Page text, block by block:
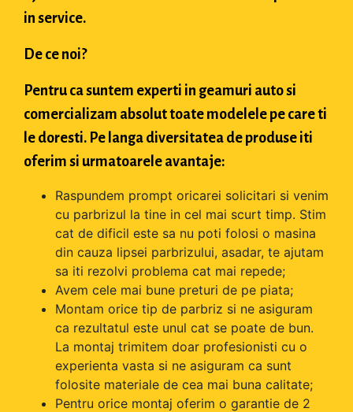
in service.
De ce noi?
Pentru ca suntem experti in geamuri auto si
comercializam absolut toate modelele pe care ti
le doresti. Pe langa diversitatea de produse iti
oferim si urmatoarele avantaje:
Raspundem prompt oricarei solicitari si venim
cu parbrizul la tine in cel mai scurt timp. Stim
cat de dificil este sa nu poti folosi o masina
din cauza lipsei parbrizului, asadar, te ajutam
sa iti rezolvi problema cat mai repede;
Avem cele mai bune preturi de pe piata;
Montam orice tip de parbriz si ne asiguram
ca rezultatul este unul cat se poate de bun.
La montaj trimitem doar profesionisti cu o
experienta vasta si ne asiguram ca sunt
folosite materiale de cea mai buna calitate;
Pentru orice montaj oferim o garantie de 2